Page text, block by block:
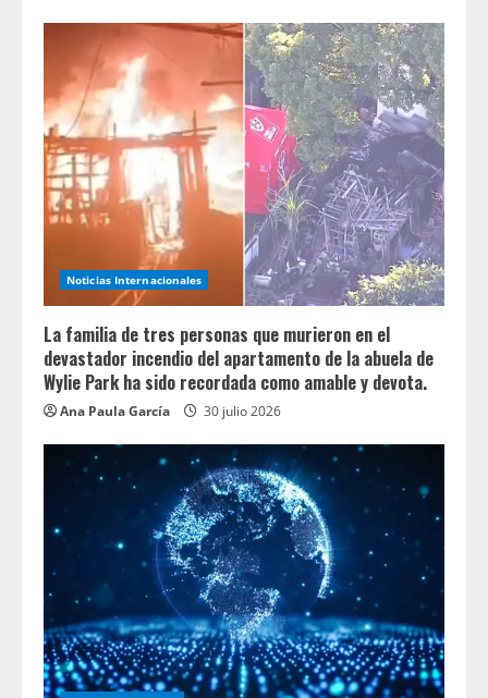
Noticias Internacionales
La familia de tres personas que murieron en el
devastador incendio del apartamento de la abuela de
Wylie Park ha sido recordada como amable y devota.
Ana Paula García 30 julio 2026